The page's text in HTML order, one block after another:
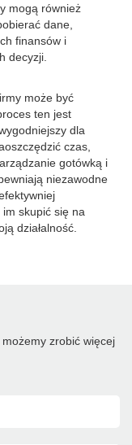
mogą również
dane,
finansów i
decyzji.
może być
ten jest
dla
czas,
gotówką i
niezawodne
skupić się na
działalność.
zrobić więcej